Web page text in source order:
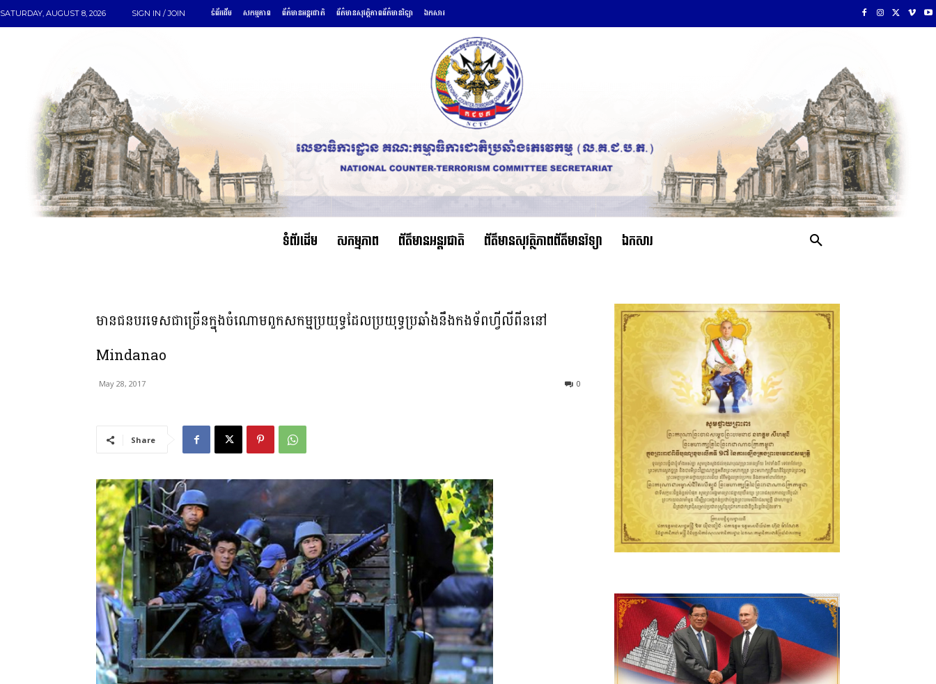
SATURDAY, AUGUST 8, 2026 SIGN IN / JOIN ទំព័រដើម សកម្មភាព ព័ត៌មានអន្តរជាតិ ព័ត៌មានសុវត្ថិភាពព័ត៌មានវិទ្យា ឯកសារ
ទំព័រដើម សកម្មភាព ព័ត៌មានអន្តរជាតិ ព័ត៌មានសុវត្ថិភាពព័ត៌មានវិទ្យា ឯកសារ
មានជនបរទេសជាច្រើនក្នុងចំណោមពួកសកម្មប្រយុទ្ធដែលប្រយុទ្ធប្រឆាំងនឹងកងទ័ពហ្វីលីពីននៅ
Mindanao
May 28, 2017 0
Share